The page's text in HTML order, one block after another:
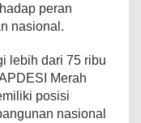
peran
nasional.
lebih dari 75 ribu
Merah
posisi
nasional